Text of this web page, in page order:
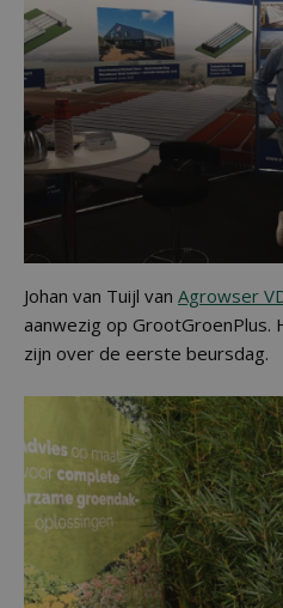
Johan van Tuijl van Agrowser
aanwezig op
zijn over de eerste beursdag.